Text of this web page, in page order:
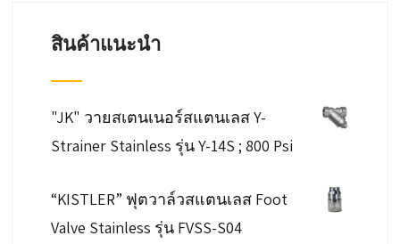
สินค้าแนะนำ
"JK" วายสเตนเนอร์สแตนเลส Y-
Strainer Stainless รุ่น Y-14S ; 800 Psi
“KISTLER” ฟุตวาล์วสแตนเลส Foot
Valve Stainless รุ่น FVSS-S04